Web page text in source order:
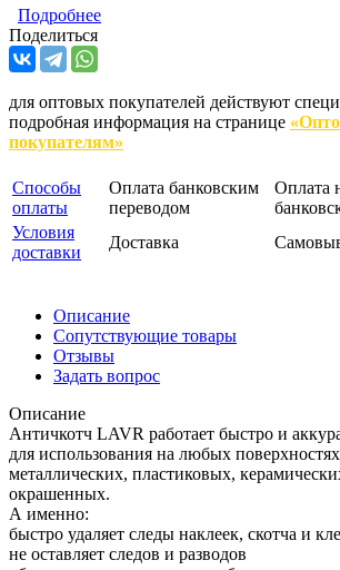
Подробнее
Поделиться
для оптовых покупателей действуют
подробная информация на странице
покупателям»
Способы
оплаты
Оплата банковским
переводом
Оплата
Условия
доставки
Доставка
Описание
Сопутствующие товары
Отзывы
Задать вопрос
Описание
Античкотч LAVR работает быстро и
для использования на любых
металлических, пластиковых,
окрашенных.
А именно:
быстро удаляет следы наклеек, скотча и
не оставляет следов и разводов